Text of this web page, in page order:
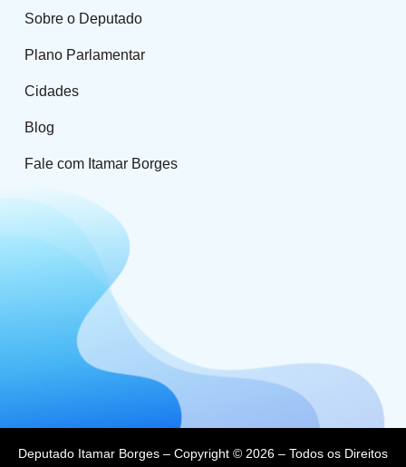
Sobre o Deputado
Plano Parlamentar
Cidades
Blog
Fale com Itamar Borges
Deputado Itamar Borges – Copyright © 2026 – Todos os Direitos